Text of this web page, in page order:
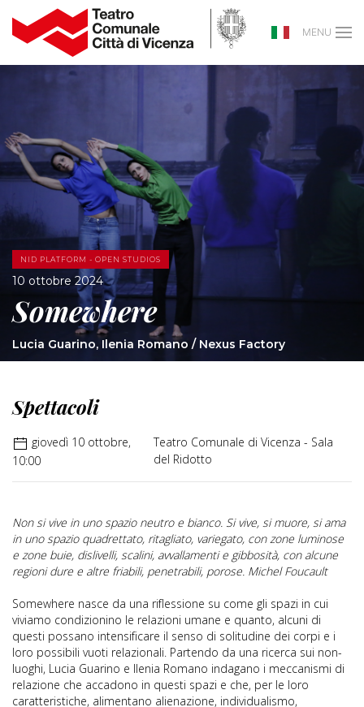
MENU
NID PLATFORM - OPEN STUDIOS
10 ottobre 2024
Somewhere
Lucia Guarino, Ilenia Romano / Nexus Factory
Spettacoli
giovedì 10 ottobre,
10:00
Teatro Comunale di Vicenza - Sala
del Ridotto
Non si vive in uno spazio neutro e bianco. Si vive, si muore, si ama
in uno spazio quadrettato, ritagliato, variegato, con zone luminose
e zone buie, dislivelli, scalini, avvallamenti e gibbosità, con alcune
regioni dure e altre friabili, penetrabili, porose. Michel Foucault
Somewhere nasce da una riflessione su come gli spazi in cui
viviamo condizionino le relazioni umane e quanto, alcuni di
questi possano intensificare il senso di solitudine dei corpi e i
loro possibili vuoti relazionali. Partendo da una ricerca sui non-
luoghi, Lucia Guarino e Ilenia Romano indagano i meccanismi di
relazione che accadono in questi spazi e che, per le loro
caratteristiche, alimentano alienazione, individualismo,